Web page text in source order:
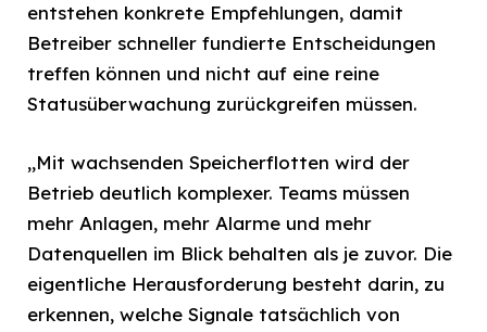
entstehen konkrete Empfehlungen, damit
Betreiber schneller fundierte Entscheidungen
treffen können und nicht auf eine reine
Statusüberwachung zurückgreifen müssen.
„Mit wachsenden Speicherflotten wird der
Betrieb deutlich komplexer. Teams müssen
mehr Anlagen, mehr Alarme und mehr
Datenquellen im Blick behalten als je zuvor. Die
eigentliche Herausforderung besteht darin, zu
erkennen, welche Signale tatsächlich von